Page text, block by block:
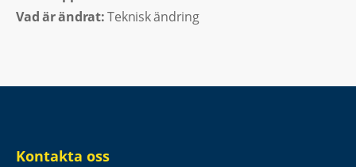
Vad är ändrat:Teknisk ändring
Kontakta oss